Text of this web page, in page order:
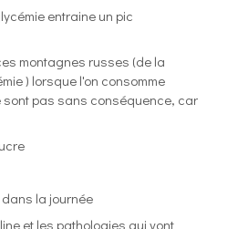
entraine un pic
montagnes russes (de la
) lorsque l'on consomme
sont pas sans conséquence, car
la journée
et les pathologies qui vont